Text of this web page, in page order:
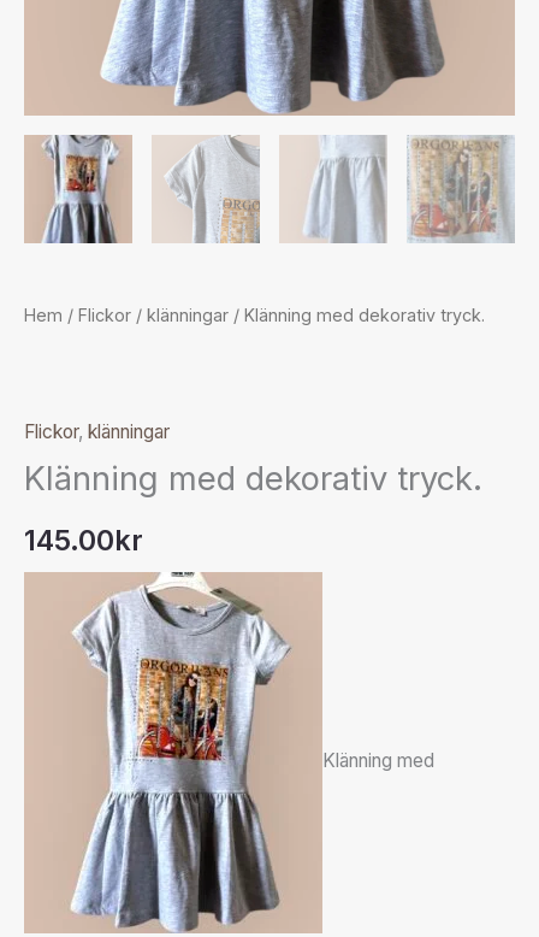
Hem / Flickor / klänningar / Klänning med dekorativ tryck.
Flickor, klänningar
Klänning med dekorativ tryck.
145.00kr
Klänning med